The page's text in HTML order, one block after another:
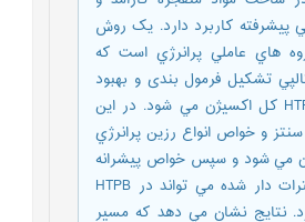
پيشرفته کاربرد دارد. يک روش
هاي عاملي پرانرژي است که
تشکيل فرمول بندی و بهبود
موازنه HTPB به HTPB کل اکسيژن مي شود. در اين
و خواص انواع رزين پرانرژي
مي شود و سپس خواص پيشرانه
بر پايه آن مورد نیترات دار شده مي تواند در HTPB
نتايج نشان مي دهد که مسير